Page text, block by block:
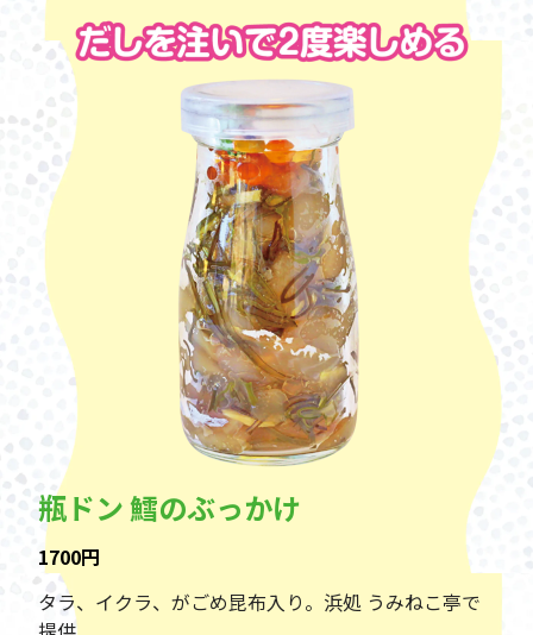
瓶ドン 鱈のぶっかけ
1700円
タラ、イクラ、がごめ昆布入り。浜処 うみねこ亭で